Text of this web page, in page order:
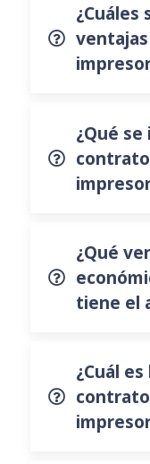
¿Cuáles
¿Qué
¿Qué
tiene el
¿Cuál